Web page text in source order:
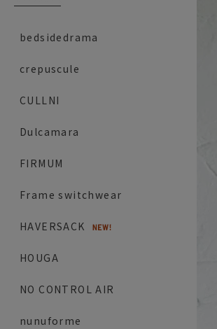
bedsidedrama
crepuscule
CULLNI
Dulcamara
FIRMUM
Frame switchwear
HAVERSACK
HOUGA
NO CONTROL AIR
nunuforme